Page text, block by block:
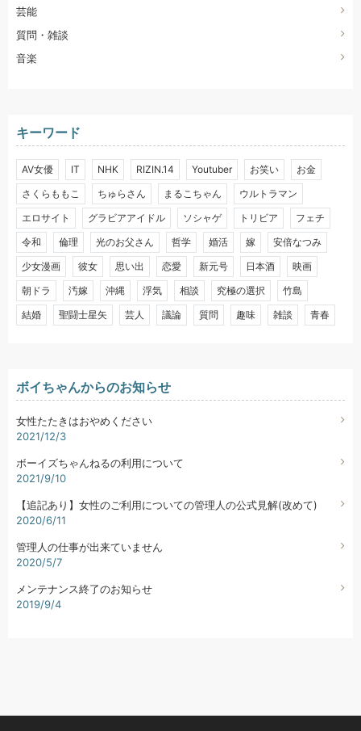
芸能
質問・雑談
音楽
キーワード
AV女優 IT NHK RIZIN.14 Youtuber お笑い
お金
さくらももこ
ちゅらさん まるこちゃん
ウルトラマン
エロサイト
グラビアアイドル ソシャゲ トリビア
フェチ
令和
倫理 光のお父さん 哲学 婚活 嫁
安倍なつみ
少女漫画
彼女 思い出 恋愛 新元号 日本酒
映画
朝ドラ
汚嫁 沖縄 浮気 相談 究極の選択
竹島
結婚
聖闘士星矢 芸人 議論 質問 趣味 雑談 青春
ボイちゃんからのお知らせ
女性たたきはおやめください
2021/12/3
ボーイズちゃんねるの利用について
2021/9/10
【追記あり】女性のご利用についての管理人の公式見解(改めて)
2020/6/11
管理人の仕事が出来ていません
2020/5/7
メンテナンス終了のお知らせ
2019/9/4